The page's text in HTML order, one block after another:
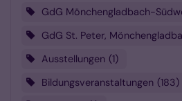
GdG Mönchengladbach-
GdG St. Peter,
Ausstellungen 1
Bildungsveranstaltungen 183